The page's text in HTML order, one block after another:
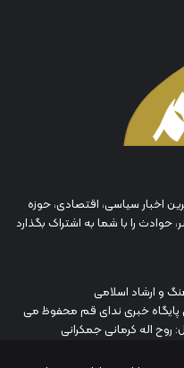
اخبار سیاسی، اقتصادی، حوزه
را با شما به اشتراک بگذارد
و ارشاد اسلامی
پایگاه خبری ندای قم محفوظ می
روح اله کرمانی جمکرانی